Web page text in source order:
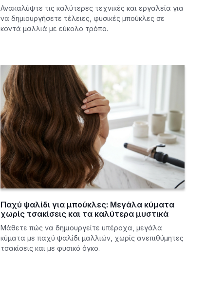
Ανακαλύψτε τις καλύτερες τεχνικές και εργαλεία για
να δημιουργήσετε τέλειες, φυσικές μπούκλες σε
κοντά μαλλιά με εύκολο τρόπο.
Παχύ ψαλίδι για μπούκλες: Μεγάλα κύματα
χωρίς τσακίσεις και τα καλύτερα μυστικά
Μάθετε πώς να δημιουργείτε υπέροχα, μεγάλα
κύματα με παχύ ψαλίδι μαλλιών, χωρίς ανεπιθύμητες
τσακίσεις και με φυσικό όγκο.